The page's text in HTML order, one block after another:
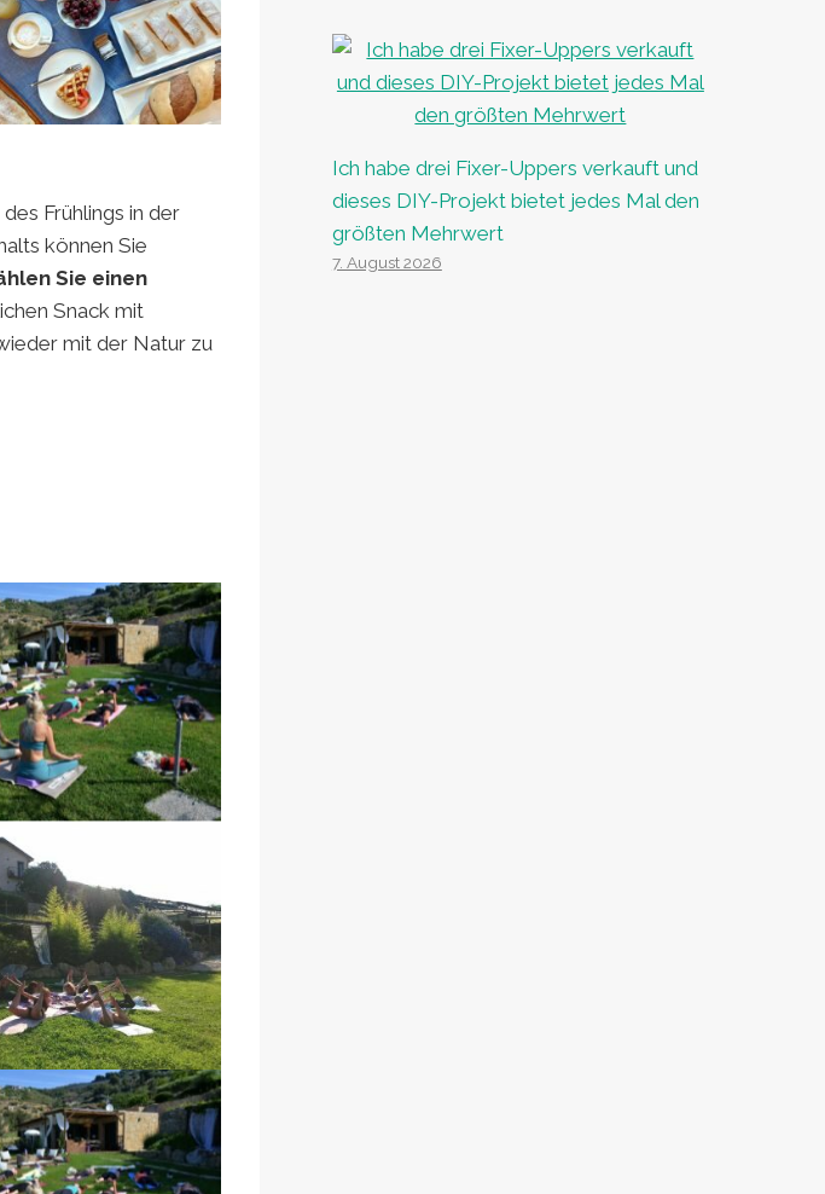
Frühlings in der
können Sie
Sie einen
Snack mit
mit der Natur zu
Ich habe drei Fixer-Uppers verkauft und
dieses DIY-Projekt bietet jedes Mal den
größten Mehrwert
7. August 2026